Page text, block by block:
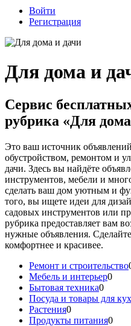
Войти
Регистрация
Для дома и
Сервис
рубрика «Для
Это ваш источник
обустройством, ремонтом и
дачи. Здесь вы найдёте
инструментов, мебели и
сделать ваш дом уютным и
того, вы ищете идеи для
садовых инструментов или
рубрика предоставляет вам
нужные объявления.
комфортнее и красивее.
Ремонт и строительство
Мебель и интерьер0
Бытовая техника0
Посуда и товары для
Растения0
Продукты питания0